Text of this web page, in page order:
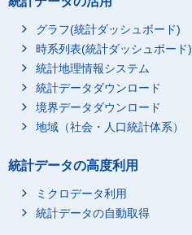
グラフ(統計ダッシュボード)
時系列表(統計ダッシュボード)
統計地理情報システム
統計データダウンロード
境界データダウンロード
地域（社会・人口統計体系）
統計データの高度利用
ミクロデータ利用
統計データの自動取得